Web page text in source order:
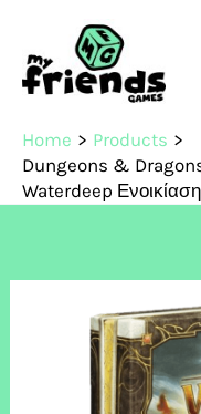
content
Home
Products
Dungeons &
Waterdeep Ενοικίαση
Dragons